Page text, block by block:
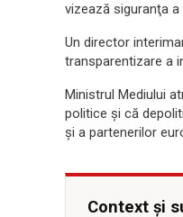
vizează siguranţa a
Un director
transparentizare a
Ministrul Mediului
politice şi că
şi a partenerilor
Context și